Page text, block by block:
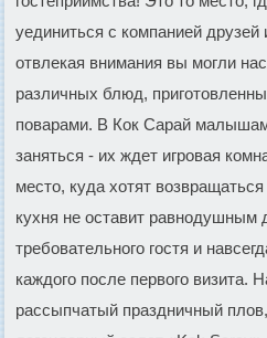
уединиться с компанией
отвлекая внимания вы могли
различных блюд,
поварами. В Кок Сарай
заняться - их ждет игровая
место, куда хотят
кухня не оставит равнодушным
требовательного гостя и
каждого после первого визита.
рассыпчатый праздничный